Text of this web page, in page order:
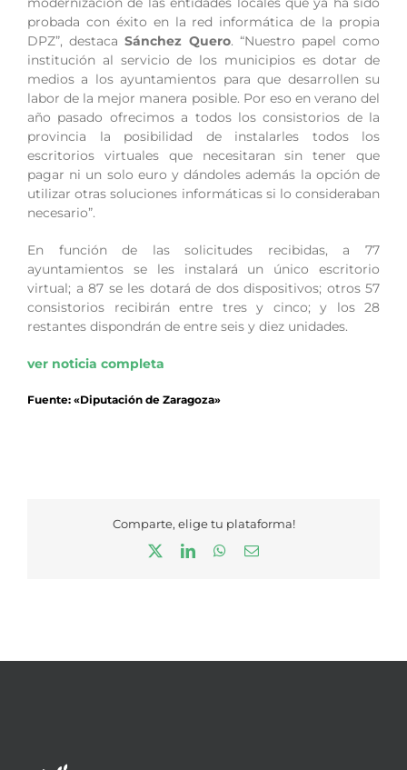
probada con éxito en la red informática de la propia
DPZ”, destacaSánchez Quero. “Nuestro papel como
institución al servicio de los municipios es dotar de
medios a los ayuntamientos para que desarrollen su
labor de la mejor manera posible. Por eso en verano del
año pasado ofrecimos a todos los consistorios de la
provincia la posibilidad de instalarles todos los
escritorios virtuales que necesitaran sin tener que
pagar ni un solo euro y dándoles además la opción de
utilizar otras soluciones informáticas si lo consideraban
necesario”.
En función de las solicitudes recibidas, a 77
ayuntamientos se les instalará un único escritorio
virtual; a 87 se les dotará de dos dispositivos; otros 57
consistorios recibirán entre tres y cinco; y los 28
restantes dispondrán de entre seis y diez unidades.
ver noticia completa
Fuente: «Diputación de Zaragoza»
Comparte, elige tu plataforma!
LinkedInWhatsApp
Correo